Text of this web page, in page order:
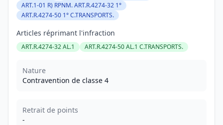
ART.1-01 R) RPNM. ART.R.4274-32 1°
ART.R.4274-50 1° C.TRANSPORTS.
Articles réprimant l'infraction
ART.R.4274-32 AL.1 ART.R.4274-50 AL.1 C.TRANSPORTS.
Nature
Contravention de classe 4
Retrait de points
-